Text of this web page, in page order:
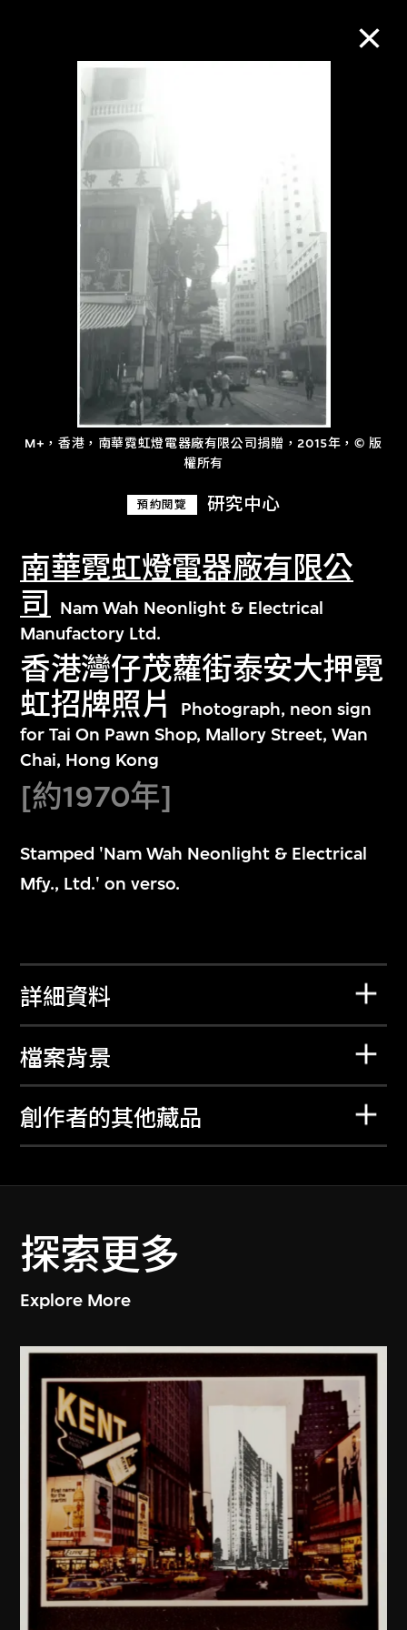
M+，香港，南華霓虹燈電器廠有限公司捐贈，2015年，© 版
權所有
預約閱覽 研究中心
南華霓虹燈電器廠有限公
司
Nam Wah Neonlight & Electrical
Manufactory Ltd.
香港灣仔茂蘿街泰安大押霓
虹招牌照片
Photograph, neon sign
for Tai On Pawn Shop, Mallory Street, Wan
Chai, Hong Kong
[約1970年]
Stamped 'Nam Wah Neonlight & Electrical
Mfy., Ltd.' on verso.
詳細資料
檔案背景
創作者的其他藏品
探索更多
Explore More
進一步篩選
關於M+藏品
探索世界頂級的二十及二十一世紀視覺
文化藏品。